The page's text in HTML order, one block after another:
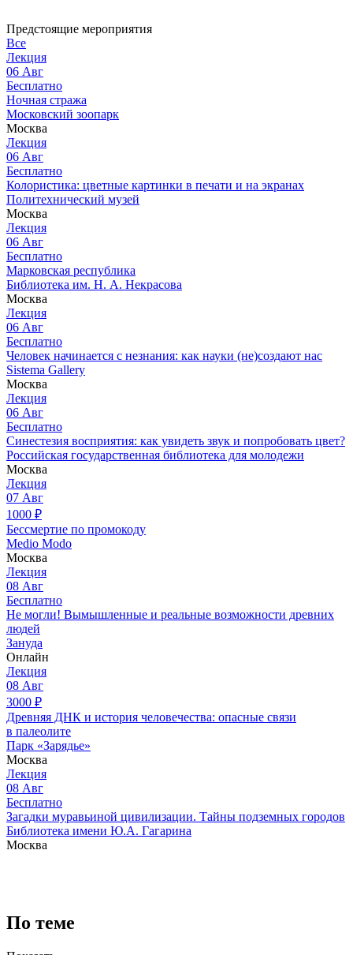
Предстоящие мероприятия
Все
Лекция
06 Авг
Бесплатно
Ночная стража
Московский зоопарк
Москва
Лекция
06 Авг
Бесплатно
Колористика: цветные картинки в печати и на экранах
Политехнический музей
Москва
Лекция
06 Авг
Бесплатно
Марковская республика
Библиотека им. Н. А. Некрасова
Москва
Лекция
06 Авг
Бесплатно
Человек начинается с незнания: как науки (не)создают нас
Sistema Gallery
Москва
Лекция
06 Авг
Бесплатно
Синестезия восприятия: как увидеть звук и попробовать цвет?
Российская государственная библиотека для молодежи
Москва
Лекция
07 Авг
1000 ₽
Бессмертие по промокоду
Medio Modo
Москва
Лекция
08 Авг
Бесплатно
Не могли! Вымышленные и реальные возможности древних
людей
Зануда
Онлайн
Лекция
08 Авг
3000 ₽
Древняя ДНК и история человечества: опасные связи
в палеолите
Парк «Зарядье»
Москва
Лекция
08 Авг
Бесплатно
Загадки муравьиной цивилизации. Тайны подземных городов
Библиотека имени Ю.А. Гагарина
Москва
По теме